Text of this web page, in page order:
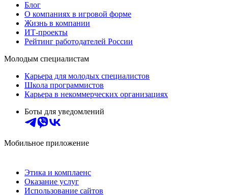
Блог
О компаниях в игровой форме
Жизнь в компании
ИТ-проекты
Рейтинг работодателей России
Молодым специалистам
Карьера для молодых специалистов
Школа программистов
Карьера в некоммерческих организациях
Боты для уведомлений
Мобильное приложение
Этика и комплаенс
Оказание услуг
Использование сайтов